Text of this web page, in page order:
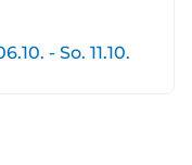
- So. 11.10.